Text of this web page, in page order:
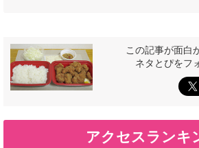
この記事が面白
ネタとぴをフ
アクセスランキ